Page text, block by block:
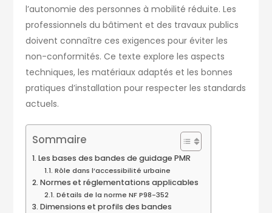
l’autonomie des personnes à mobilité réduite. Les
professionnels du bâtiment et des travaux publics
doivent connaître ces exigences pour éviter les
non-conformités. Ce texte explore les aspects
techniques, les matériaux adaptés et les bonnes
pratiques d’installation pour respecter les standards
actuels.
Sommaire
Les bases des bandes de guidage PMR
Rôle dans l’accessibilité urbaine
Normes et réglementations applicables
Détails de la norme NF P98-352
Dimensions et profils des bandes